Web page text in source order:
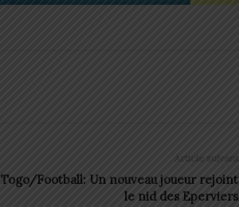
Article suivant
Togo/Football: Un nouveau joueur rejoint
le nid des Eperviers